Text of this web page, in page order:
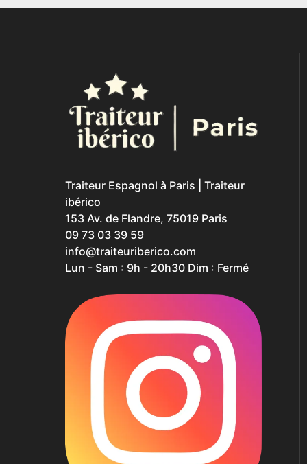
Traiteur Espagnol à Paris | Traiteur
ibérico
153 Av. de Flandre, 75019 Paris
09 73 03 39 59
info@traiteuriberico.com
Lun - Sam : 9h - 20h30 Dim : Fermé